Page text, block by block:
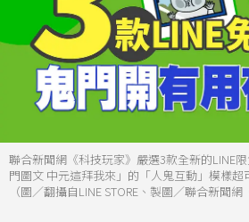
聯合新聞網《科技玩家》嚴選3款全新的LINE
門圖文 中元這拜我來」的「人鬼互動」模樣超
（圖／翻攝自LINE STORE、製圖／聯合新聞網